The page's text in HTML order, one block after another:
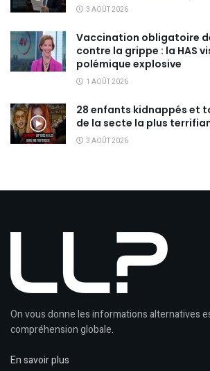
3 AOÛT 2026
Vaccination obligatoire
contre la grippe : la HAS
polémique explosive
1 AOÛT 2026
28 enfants kidnappés et
de la secte la plus
3 AOÛT 2026
On vous donne les informations alternatives
compréhension globale.
En savoir plus